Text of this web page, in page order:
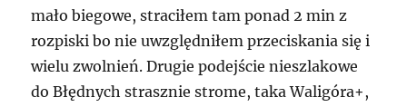
mało biegowe, straciłem tam ponad 2 min z
rozpiski bo nie uwzględniłem przeciskania się i
wielu zwolnień. Drugie podejście nieszlakowe
do Błędnych strasznie strome, taka Waligóra+,